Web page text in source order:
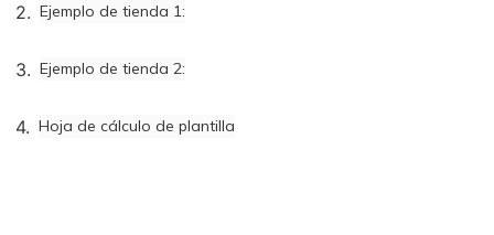
Ejemplo de tienda 1:
Ejemplo de tienda 2:
Hoja de cálculo de plantilla